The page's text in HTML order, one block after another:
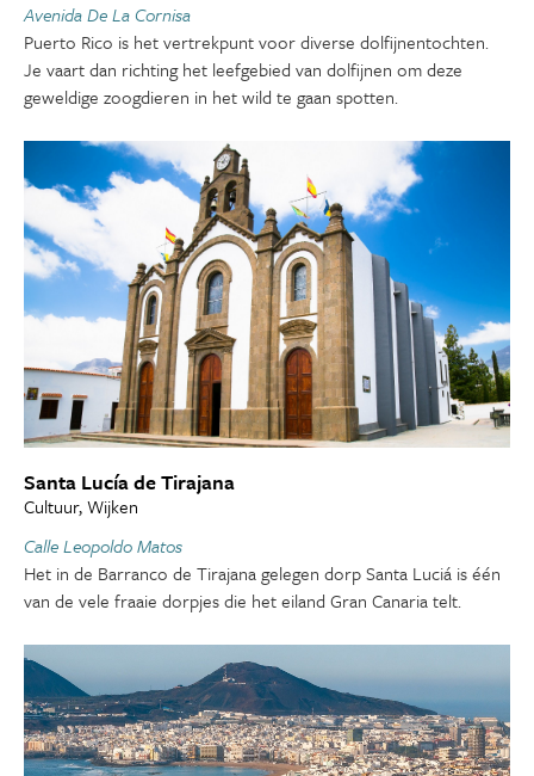
Avenida De La Cornisa
Puerto Rico is het vertrekpunt voor diverse dolfijnentochten.
Je vaart dan richting het leefgebied van dolfijnen om deze
geweldige zoogdieren in het wild te gaan spotten.
Santa Lucía de Tirajana
Cultuur, Wijken
Calle Leopoldo Matos
Het in de Barranco de Tirajana gelegen dorp Santa Luciá is één
van de vele fraaie dorpjes die het eiland Gran Canaria telt.